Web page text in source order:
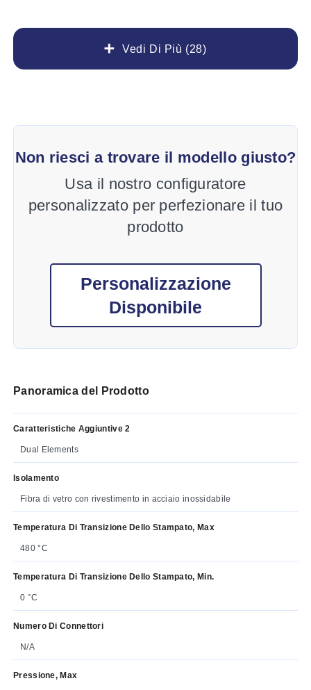
Vedi Di Più (28)
Non riesci a trovare il modello giusto?
Usa il nostro configuratore
personalizzato per perfezionare il tuo
prodotto
Personalizzazione
Disponibile
Panoramica del Prodotto
Caratteristiche Aggiuntive 2
Dual Elements
Isolamento
Fibra di vetro con rivestimento in acciaio inossidabile
Temperatura Di Transizione Dello Stampato, Max
480 °C
Temperatura Di Transizione Dello Stampato, Min.
0 °C
Numero Di Connettori
N/A
Pressione, Max